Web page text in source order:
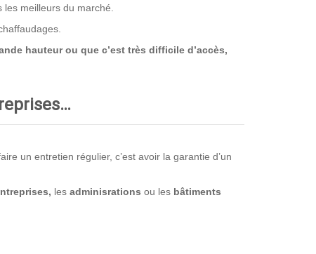
meilleurs du marché.
hauteur ou que c’est très difficile d’accès,
un entretien régulier, c’est avoir la garantie d’un
les adminisrations ou les bâtiments